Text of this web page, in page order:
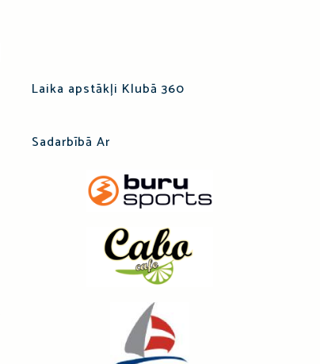
Laika apstākļi Klubā 360
Sadarbībā Ar